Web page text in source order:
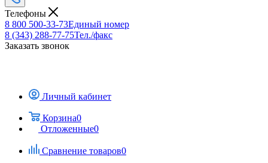
Телефоны
8 800 500-33-73Единый номер
8 (343) 288-77-75Тел./факс
Заказать звонок
Личный кабинет
Корзина0
Отложенные0
Сравнение товаров0